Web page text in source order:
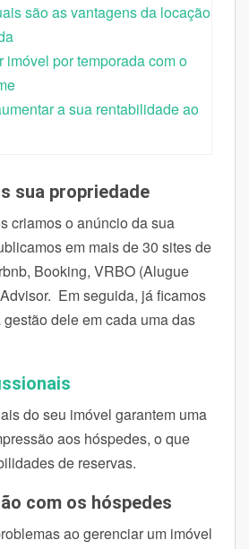
são as vantagens da locação
imóvel por temporada com o
a sua rentabilidade ao
sua propriedade
criamos o anúncio da sua
em mais de 30 sites de
Booking, VRBO (Alugue
Em seguida, já ficamos
dele em cada uma das
do seu imóvel garantem uma
aos hóspedes, o que
de reservas.
com os hóspedes
ao gerenciar um imóvel